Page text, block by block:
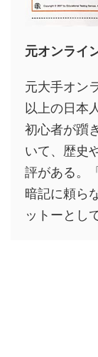
元オンライ
元大手オン
以上の日本
初心者が躓
いて、歴史
評がある。
暗記に頼ら
ットーとし